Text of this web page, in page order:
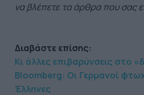
να βλέπετε τα άρθρα που σας
Διαβάστε επίσης:
Κι άλλες επιβαρύνσεις στο
Bloomberg: Οι Γερμανοί
Έλληνες